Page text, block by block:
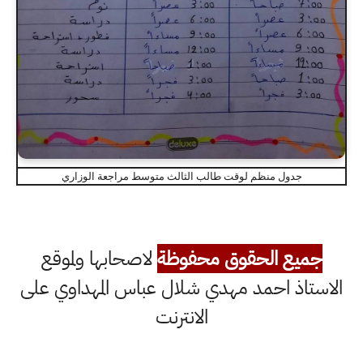
جدول منظم لوقت طالب الثالث متوسط مراجعة الوزاري
جميع الحقوق محفوظةلاصحابها ولموقع
الاستاذ احمد مهدي شلال عباس المهداوي على
الانترنت